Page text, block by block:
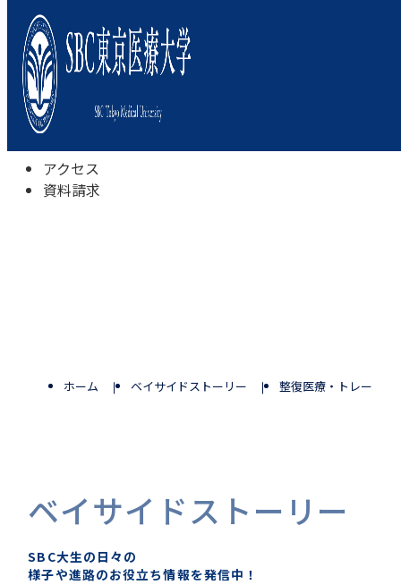
本学について
学びの特色
学部・学科
キャンパスライフ
入試情報
受験相談会
アクセス
資料請求
ベイサイドストーリー
SBC大生の日々の
様子や進路のお役立ち情報を発信中！
ホーム ベイサイドストーリー 整復医療・トレーナー